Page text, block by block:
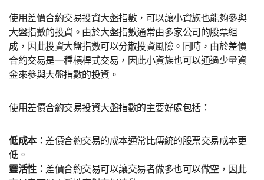
使用差價合約交易投資大盤指數，可以讓小資族也能夠參與
大盤指數的投資。由於大盤指數通常由多家公司的股票組
成，因此投資大盤指數可以分散投資風險。同時，由於差價
合約交易是一種槓桿式交易，因此小資族也可以通過少量資
金來參與大盤指數的投資。
使用差價合約交易投資大盤指數的主要好處包括：
低成本：差價合約交易的成本通常比傳統的股票交易成本更
低。
靈活性：差價合約交易可以讓交易者做多也可以做空，因此